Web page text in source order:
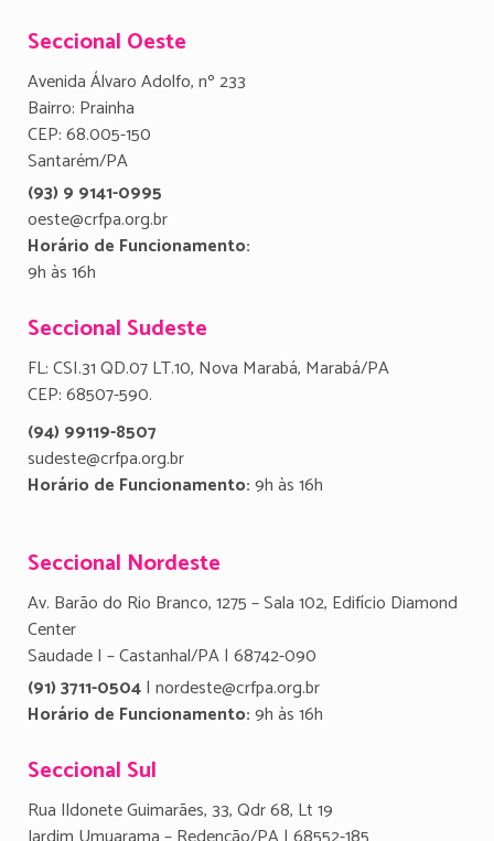
Seccional Oeste
Avenida Álvaro Adolfo, nº 233
Bairro: Prainha
CEP: 68.005-150
Santarém/PA
(93) 9 9141-0995
oeste@crfpa.org.br
Horário de Funcionamento:
9h às 16h
Seccional Sudeste
FL: CSI.31 QD.07 LT.10, Nova Marabá, Marabá/PA
CEP: 68507-590.
(94) 99119-8507
sudeste@crfpa.org.br
Horário de Funcionamento:9h às 16h
Seccional Nordeste
Av. Barão do Rio Branco, 1275 – Sala 102, Edifício Diamond
Center
Saudade I – Castanhal/PA | 68742-090
(91) 3711-0504| nordeste@crfpa.org.br
Horário de Funcionamento:9h às 16h
Seccional Sul
Rua Ildonete Guimarães, 33, Qdr 68, Lt 19